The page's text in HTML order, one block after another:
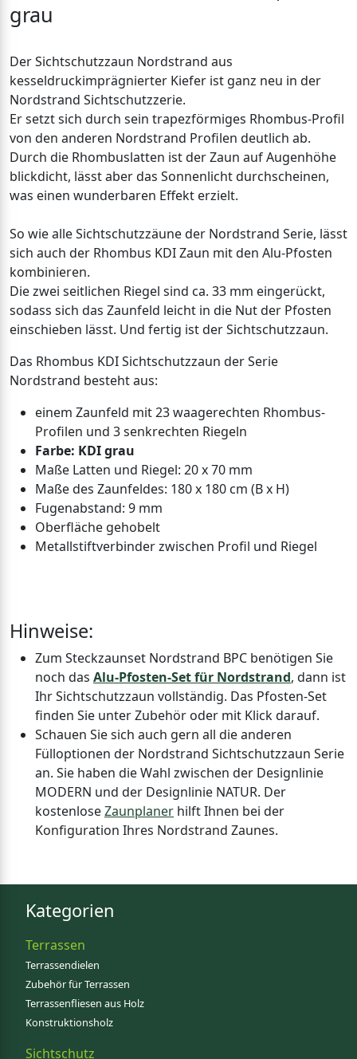
grau
Der Sichtschutzzaun Nordstrand aus
kesseldruckimprägnierter Kiefer ist ganz neu in der
Nordstrand Sichtschutzzerie.
Er setzt sich durch sein trapezförmiges Rhombus-Profil
von den anderen Nordstrand Profilen deutlich ab.
Durch die Rhombuslatten ist der Zaun auf Augenhöhe
blickdicht, lässt aber das Sonnenlicht durchscheinen,
was einen wunderbaren Effekt erzielt.
So wie alle Sichtschutzzäune der Nordstrand Serie, lässt
sich auch der Rhombus KDI Zaun mit den Alu-Pfosten
kombinieren.
Die zwei seitlichen Riegel sind ca. 33 mm eingerückt,
sodass sich das Zaunfeld leicht in die Nut der Pfosten
einschieben lässt. Und fertig ist der Sichtschutzzaun.
Das Rhombus KDI Sichtschutzzaun der Serie
Nordstrand besteht aus:
einem Zaunfeld mit 23 waagerechten Rhombus-
Profilen und 3 senkrechten Riegeln
Farbe: KDI grau
Maße Latten und Riegel: 20 x 70 mm
Maße des Zaunfeldes: 180 x 180 cm (B x H)
Fugenabstand: 9 mm
Oberfläche gehobelt
Metallstiftverbinder zwischen Profil und Riegel
Hinweise:
Zum Steckzaunset Nordstrand BPC benötigen Sie
noch das Alu-Pfosten-Set für Nordstrand, dann ist
Ihr Sichtschutzzaun vollständig. Das Pfosten-Set
finden Sie unter Zubehör oder mit Klick darauf.
Schauen Sie sich auch gern all die anderen
Fülloptionen der Nordstrand Sichtschutzzaun Serie
an. Sie haben die Wahl zwischen der Designlinie
MODERN und der Designlinie NATUR. Der
kostenloseZaunplaner hilft Ihnen bei der
Konfiguration Ihres Nordstrand Zaunes.
Kategorien
Terrassen
Terrassendielen
Zubehör für Terrassen
Terrassenfliesen aus Holz
Konstruktionsholz
Sichtschutz